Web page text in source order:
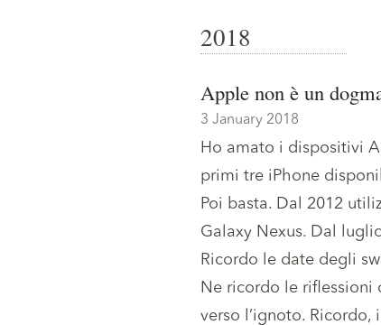
2018
Apple non è un
3 January 2018
Ho amato i dispositivi
primi tre iPhone
Poi basta. Dal 2012
Galaxy Nexus. Dal
Ricordo le date degli
Ne ricordo le riflessioni
verso l’ignoto.